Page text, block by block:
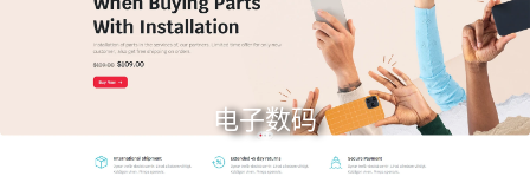
电子数码